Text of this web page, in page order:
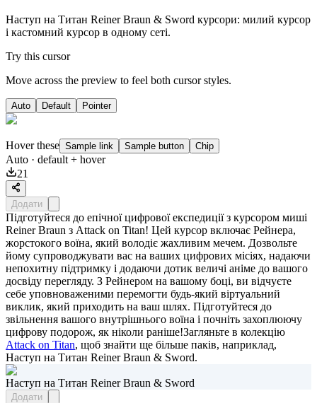
Наступ на Титан Reiner Braun & Sword курсори: милий курсор
і кастомний курсор в одному сеті.
Try this cursor
Move across the preview to feel both cursor styles.
Auto Default Pointer
Hover these Sample link Sample button Chip
Auto · default + hover
21
Додати
Підготуйтеся до епічної цифрової експедиції з курсором миші
Reiner Braun з Attack on Titan! Цей курсор включає Рейнера,
жорстокого воїна, який володіє жахливим мечем. Дозвольте
йому супроводжувати вас на ваших цифрових місіях, надаючи
непохитну підтримку і додаючи дотик величі аніме до вашого
досвіду перегляду. З Рейнером на вашому боці, ви відчуєте
себе уповноваженими перемогти будь-який віртуальний
виклик, який приходить на ваш шлях. Підготуйтеся до
звільнення вашого внутрішнього воїна і почніть захоплюючу
цифрову подорож, як ніколи раніше!Загляньте в колекцію
Attack on Titan, щоб знайти ще більше паків, наприклад,
Наступ на Титан Reiner Braun & Sword.
Наступ на Титан Reiner Braun & Sword
Додати